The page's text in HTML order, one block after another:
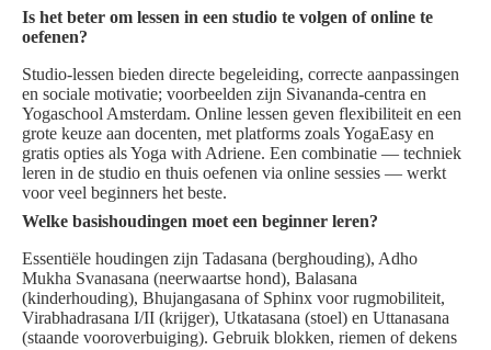
Is het beter om lessen in een studio te volgen of online te
oefenen?
Studio-lessen bieden directe begeleiding, correcte aanpassingen
en sociale motivatie; voorbeelden zijn Sivananda-centra en
Yogaschool Amsterdam. Online lessen geven flexibiliteit en een
grote keuze aan docenten, met platforms zoals YogaEasy en
gratis opties als Yoga with Adriene. Een combinatie — techniek
leren in de studio en thuis oefenen via online sessies — werkt
voor veel beginners het beste.
Welke basishoudingen moet een beginner leren?
Essentiële houdingen zijn Tadasana (berghouding), Adho
Mukha Svanasana (neerwaartse hond), Balasana
(kinderhouding), Bhujangasana of Sphinx voor rugmobiliteit,
Virabhadrasana I/II (krijger), Utkatasana (stoel) en Uttanasana
(staande vooroverbuiging). Gebruik blokken, riemen of dekens